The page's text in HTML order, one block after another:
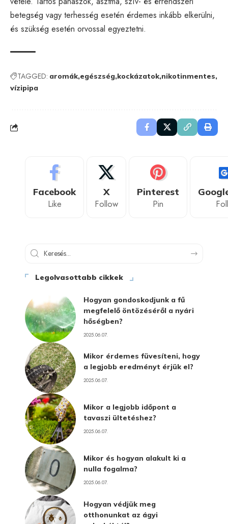
betegség vagy terhesség esetén érdemes inkább elkerülni,
és szükség esetén orvossal egyeztetni.
TAGGED: aromák egészség kockázatok nikotinmentes
vízipipa
Facebook
Like
X
Follow
Pinterest
Pin
Legolvasottabb cikkek
Hogyan gondoskodjunk a fű
megfelelő öntözéséről a nyári
hőségben?
2025.06.07.
Mikor érdemes füvesíteni, hogy
a legjobb eredményt érjük el?
2025.06.07.
Mikor a legjobb időpont a
tavaszi ültetéshez?
2025.06.07.
Mikor és hogyan alakult ki a
nulla fogalma?
2025.06.07.
Hogyan védjük meg
otthonunkat az ágyi